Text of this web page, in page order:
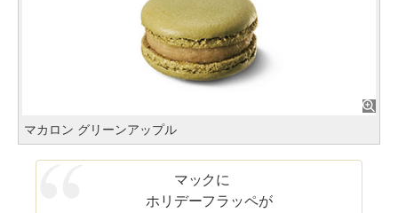
マカロン グリーンアップル
マックに
ホリデーフラッペが